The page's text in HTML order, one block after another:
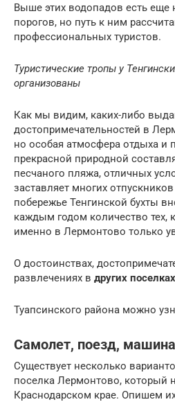
Выше этих водопадов есть еще
порогов, но путь к ним
профессиональных туристов.
Туристические тропы у
организованы
Как мы видим, каких-либо
достопримечательностей в
но особая атмосфера отдыха и
прекрасной природной
песчаного пляжа, отличных
заставляет многих
побережье Тенгинской бухты
каждым годом количество тех,
именно в Лермонтово только
О достоинствах,
развлечениях в других поселках
Туапсинского района можно
Самолет, поезд, машина
Существует несколько
поселка Лермонтово, который
Краснодарском крае. Опишем